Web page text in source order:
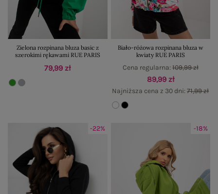
Zielona rozpinana bluza basic z
szerokimi rękawami RUE PARIS
79,99 zł
Biało-różowa rozpinana bluza w
kwiaty RUE PARIS
89,99 zł
Najniższa cena z 30 dni:71,99 zł
Cena regularna:109,99 zł
-22% -18%